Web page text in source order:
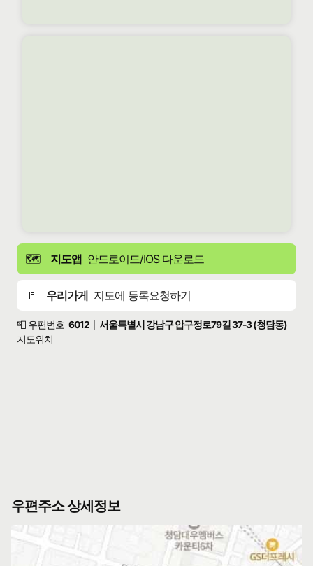
🗺️ 지도앱 안드로이드/IOS 다운로드
🚩 우리가게 지도에 등록요청하기
📮 우편번호 6012
서울특별시 강남구 압구정로79길 37-3 (청담동)
지도위치
우편주소 상세정보